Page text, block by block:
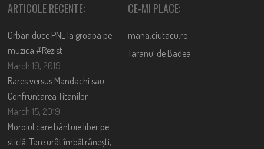
ARTICOLE RECENTE:
Orban duce PNL la groapa pe
muzica #Rezist
March 19, 2019
Rares versus Mandachi sau
Confruntarea Titanilor
March 15, 2019
Moroiul care bântuie liber pe
sticlă. Tare urât îmbătrânești,
CE-MI PLACE:
mana.ciutacu.ro
Taranu’ de Badea